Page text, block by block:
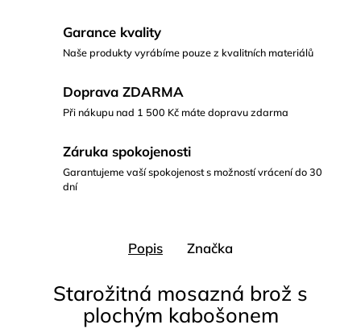
Garance kvality
Naše produkty vyrábíme pouze z kvalitních materiálů
Doprava ZDARMA
Při nákupu nad 1 500 Kč máte dopravu zdarma
Záruka spokojenosti
Garantujeme vaší spokojenost s možností vrácení do 30
dní
Popis Značka
Starožitná mosazná brož s
plochým kabošonem